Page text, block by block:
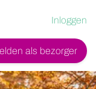
Inloggen
als bezorger